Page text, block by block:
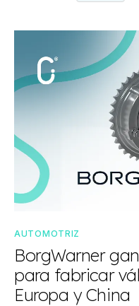
AUTOMOTRIZ
BorgWarner
para fabricar
Europa y China